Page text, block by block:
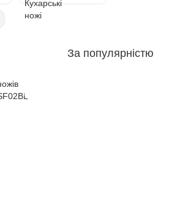
За популярністю